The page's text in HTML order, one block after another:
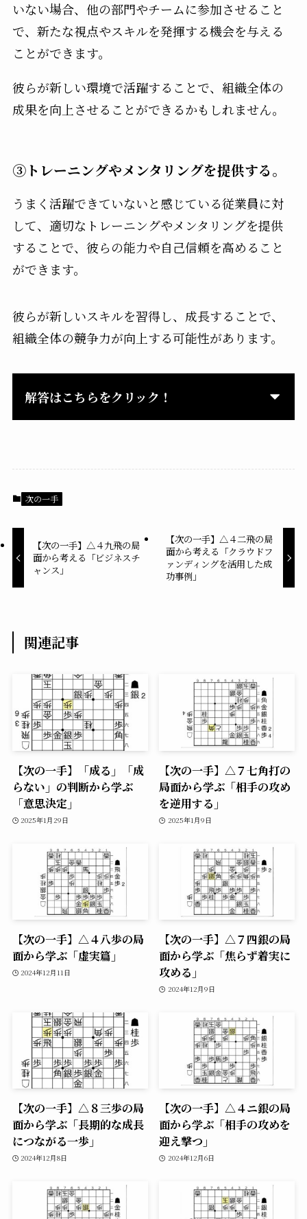
いない場合、他の部門やチームに参加させること
で、新たな視点やスキルを発揮する機会を与える
ことができます。
彼らが新しい環境で活躍することで、組織全体の
成果を向上させることができるかもしれません。
③トレーニングやメンタリングを提供する。
うまく活躍できていないと感じている従業員に対
して、適切なトレーニングやメンタリングを提供
することで、彼らの能力や自己信頼を高めること
ができます。
彼らが新しいスキルを習得し、成長することで、
組織全体の競争力が向上する可能性があります。
解答はこちらをクリック！
次の一手
【次の一手】△４九飛の局
面から考える「ビジネスチ
ャンス」
【次の一手】△４二飛の局
面から考える「クラウドフ
ァンディングを活用した成
功事例」
関連記事
【次の一手】「成る」「成
らない」の判断から学ぶ
「意思決定」
2025年1月29日
【次の一手】△７七角打の
局面から学ぶ「相手の攻め
を逆用する」
2025年1月9日
【次の一手】△４八歩の局
面から学ぶ「虚実篇」
2024年12月11日
【次の一手】△７四銀の局
面から学ぶ「焦らず着実に
攻める」
2024年12月9日
【次の一手】△８三歩の局
面から学ぶ「長期的な成長
につながる一歩」
2024年12月8日
【次の一手】△４ニ銀の局
面から学ぶ「相手の攻めを
迎え撃つ」
2024年12月6日